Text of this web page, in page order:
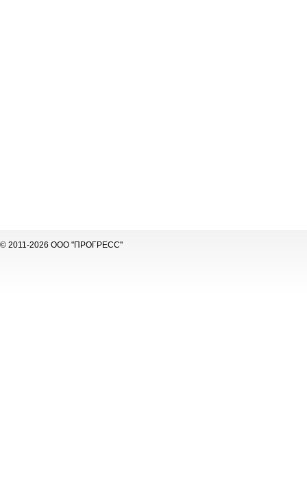
© 2011-2026 ООО "ПРОГРЕСС"